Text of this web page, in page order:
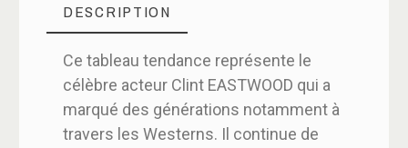
DESCRIPTION
Ce tableau tendance représente le
célèbre acteur Clint EASTWOOD qui a
marqué des générations notamment à
travers les Westerns. Il continue de